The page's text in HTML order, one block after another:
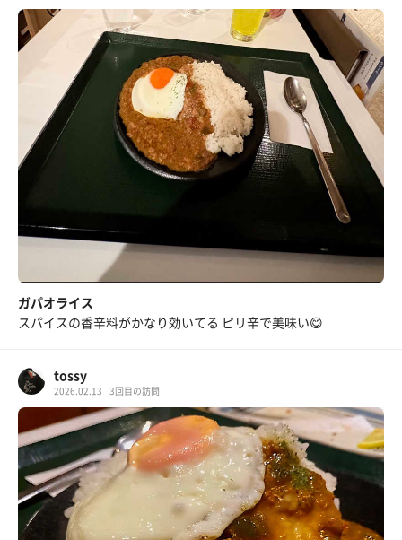
ガパオライス
スパイスの香辛料がかなり効いてる ピリ辛で美味い😋
tossy
2026.02.13 3回目の訪問